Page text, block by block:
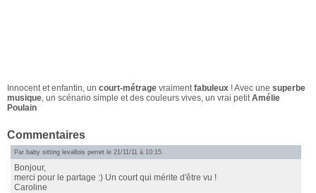
Innocent et enfantin, un court-métrage vraimentfabuleux ! Avec une superbe
musique, un scénario simple et des couleurs vives, un vrai petitAmélie
Poulain
Commentaires
Par baby sitting levallois perret le 21/11/11 à 10:15
Bonjour,
merci pour le partage :) Un court qui mérite d'être vu !
Caroline